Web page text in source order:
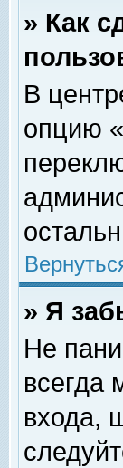
» Как
В
опцию
» Я
Не
всегда
входа,